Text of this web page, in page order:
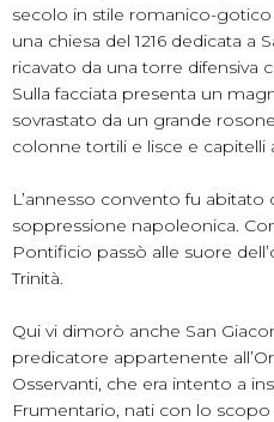
secolo in stile romanico-gotico
una chiesa del 1216 dedicata a
ricavato da una torre difensiva
Sulla facciata presenta un
sovrastato da un grande
colonne tortili e lisce e capitelli
L’annesso convento fu abitato
soppressione napoleonica.
Pontificio passò alle suore
Trinità.
Qui vi dimorò anche San
predicatore appartenente
Osservanti, che era intento a
Frumentario, nati con lo